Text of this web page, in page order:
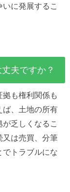
に発展するこ
夫ですか？
も権利関係も
ば、土地の所有
乏しくなるこ
又は売買、分筆
トラブルにな